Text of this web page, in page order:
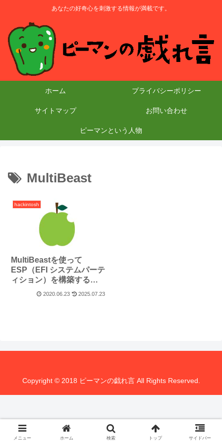
あなたの好奇心を刺激する情報が満載です。
ホーム プライバシーポリシー
サイトマップ お問い合わせ
ピーマンという人物
MultiBeast
hackintosh
MultiBeastを使って
ESP（EFI システムパーテ
ィション）を構築する
_Hackintosh
2020.06.23 2025.07.23
Copyright © 2018 ピーマンの戯れ言 All Rights Reserved.
メニュー ホーム 検索 トップ サイドバー